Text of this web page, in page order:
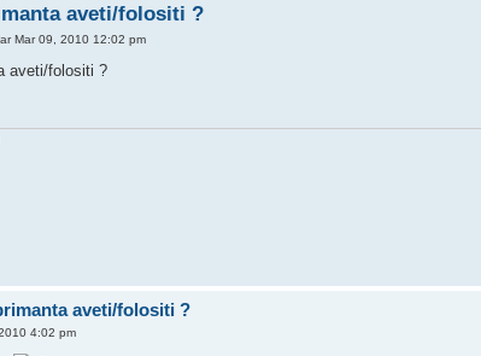
aveti/folositi ?
Mar 09, 2010 12:02 pm
aveti/folositi ?
aveti/folositi ?
4:02 pm